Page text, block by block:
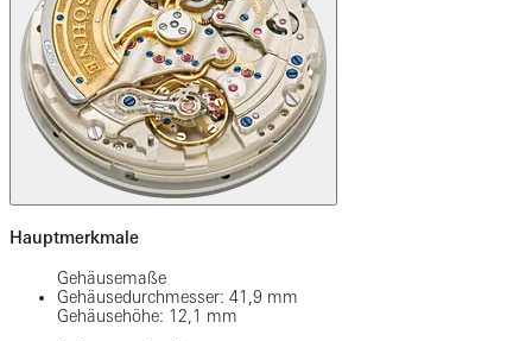
Hauptmerkmale
Gehäusemaße
Gehäusedurchmesser: 41,9 mm
Gehäusehöhe: 12,1 mm